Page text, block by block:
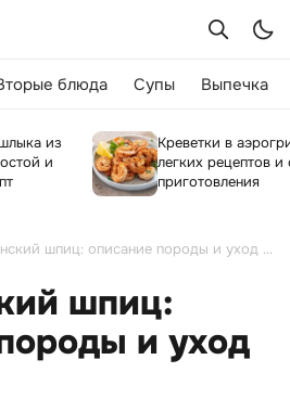
блюда Супы Выпечка
из
и
Креветки в
легких рецептов и
приготовления
Померанский шпиц: описание породы и уход (60 фото)
шпиц:
и уход